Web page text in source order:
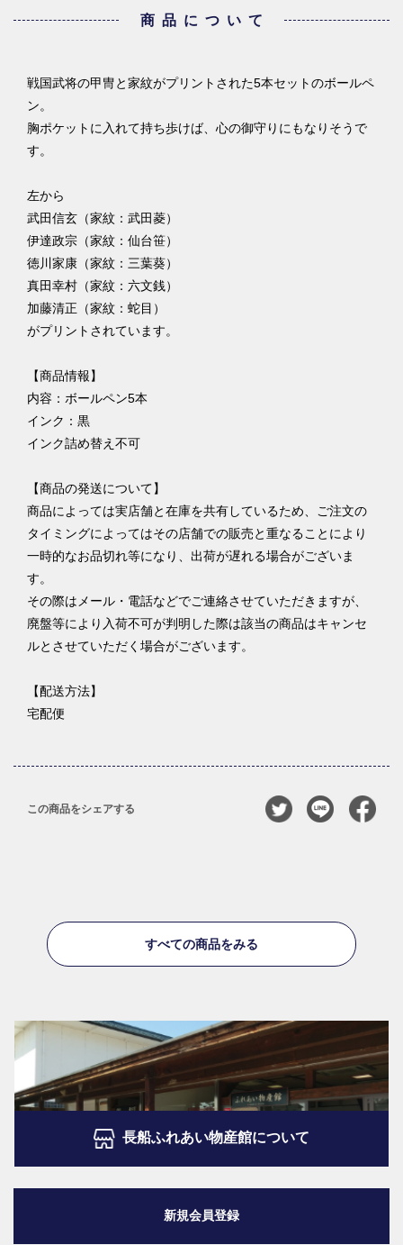
商品について
戦国武将の甲冑と家紋がプリントされた5本セットのボールペ
ン。
胸ポケットに入れて持ち歩けば、心の御守りにもなりそうで
す。
左から
武田信玄（家紋：武田菱）
伊達政宗（家紋：仙台笹）
徳川家康（家紋：三葉葵）
真田幸村（家紋：六文銭）
加藤清正（家紋：蛇目）
がプリントされています。
【商品情報】
内容：ボールペン5本
インク：黒
インク詰め替え不可
【商品の発送について】
商品によっては実店舗と在庫を共有しているため、ご注文の
タイミングによってはその店舗での販売と重なることにより
一時的なお品切れ等になり、出荷が遅れる場合がございま
す。
その際はメール・電話などでご連絡させていただきますが、
廃盤等により入荷不可が判明した際は該当の商品はキャンセ
ルとさせていただく場合がございます。
【配送方法】
宅配便
この商品をシェアする
すべての商品をみる
長船ふれあい物産館について
新規会員登録